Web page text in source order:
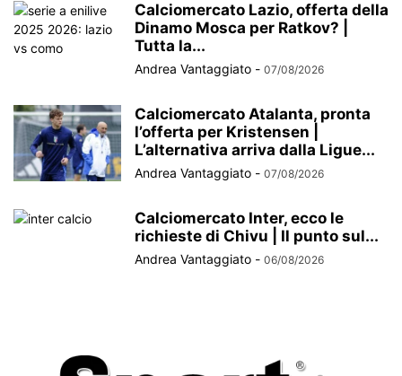
Calciomercato Lazio, offerta della
Dinamo Mosca per Ratkov? |
Tutta la...
Andrea Vantaggiato - 07/08/2026
Calciomercato Atalanta, pronta
l’offerta per Kristensen |
L’alternativa arriva dalla Ligue...
Andrea Vantaggiato - 07/08/2026
Calciomercato Inter, ecco le
richieste di Chivu | Il punto sul...
Andrea Vantaggiato - 06/08/2026